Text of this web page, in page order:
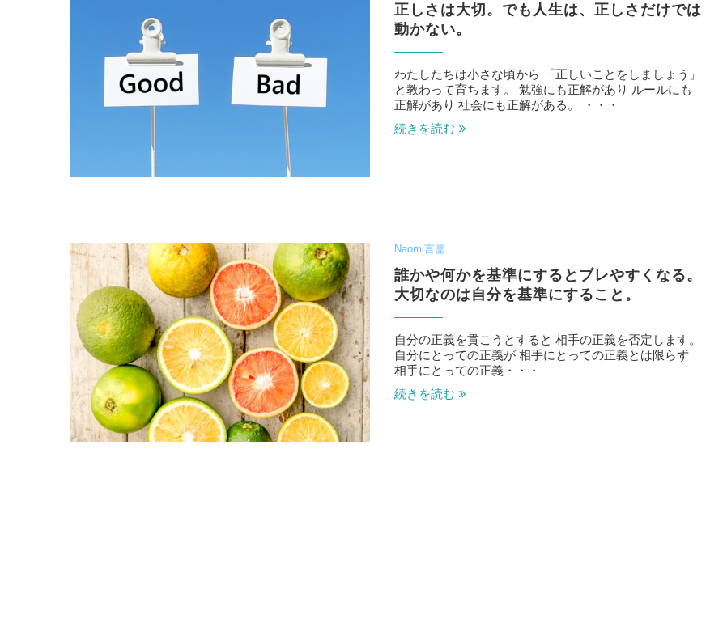
正しさは大切。でも人生は、正しさだけでは
動かない。
わたしたちは小さな頃から 「正しいことをしましょう」
と教わって育ちます。 勉強にも正解があり ルールにも
正解があり 社会にも正解がある。 ・・・
続きを読む
Naomi言霊
誰かや何かを基準にするとブレやすくなる。
大切なのは自分を基準にすること。
自分の正義を貫こうとすると 相手の正義を否定します。
自分にとっての正義が 相手にとっての正義とは限らず
相手にとっての正義・・・
続きを読む